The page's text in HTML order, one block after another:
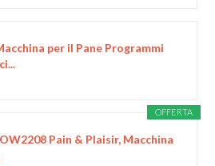
per il Pane Programmi
OFFERTA
Pain & Plaisir, Macchina